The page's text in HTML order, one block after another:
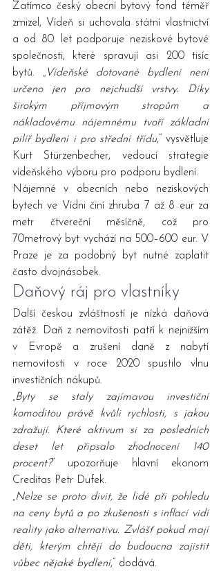
Zatímco český obecní bytový fond téměř
zmizel, Vídeň si uchovala státní vlastnictví
a od 80. let podporuje neziskové bytové
společnosti, které spravují asi 200 tisíc
bytů. „ Vídeňské dotované bydlení není
určeno jen pro nejchudší vrstvy. Díky
širokým příjmovým stropům a
nákladovému nájemnému tvoří základní
pilíř bydlení i pro střední třídu,“ vysvětluje
Kurt Stürzenbecher, vedoucí strategie
vídeňského výboru pro podporu bydlení.
Nájemné v obecních nebo neziskových
bytech ve Vídni činí zhruba 7 až 8 eur za
metr čtvereční měsíčně, což pro
70metrový byt vychází na 500–600 eur. V
Praze je za podobný byt nutné zaplatit
často dvojnásobek.
Daňový ráj pro vlastníky
Další českou zvláštností je nízká daňová
zátěž. Daň z nemovitosti patří k nejnižším
v Evropě a zrušení daně z nabytí
nemovitosti v roce 2020 spustilo vlnu
investičních nákupů.
„Byty se staly zajímavou investiční
komoditou právě kvůli rychlosti, s jakou
zdražují. Které aktivum si za posledních
deset let připsalo zhodnocení 140
procent?“ upozorňuje hlavní ekonom
Creditas Petr Dufek.
„Nelze se proto divit, že lidé při pohledu
na ceny bytů a po zkušenosti s inflací vidí
reality jako alternativu. Zvlášť pokud mají
děti, kterým chtějí do budoucna zajistit
vůbec nějaké bydlení,“ dodává.